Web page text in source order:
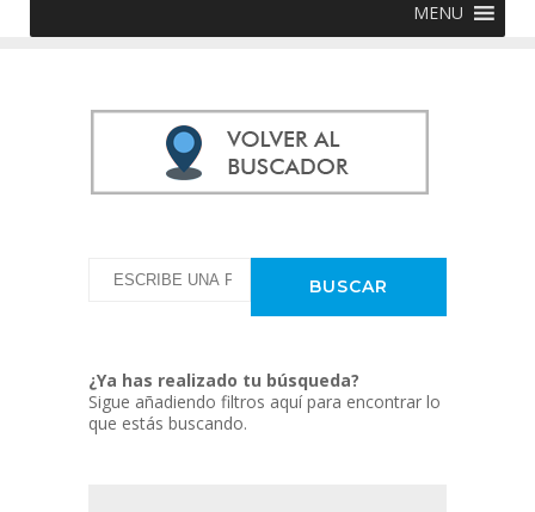
MENU
¿Ya has realizado tu búsqueda?
Sigue añadiendo filtros aquí para encontrar lo
que estás buscando.